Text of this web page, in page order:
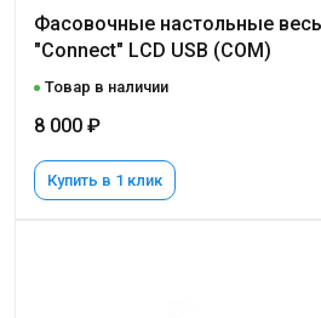
Фасовочные настольные
"Connect" LСD USB (COM)
Товар в наличии
8 000 ₽
Купить в 1 клик